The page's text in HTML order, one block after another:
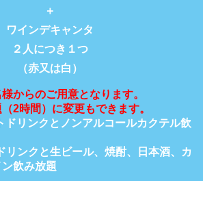
＋
ワインデキャンタ
２人につき１つ
（赤又は白）
からのご用意となります。
2時間）に変更もできます。
ドリンクとノンアルコールカクテル飲
リンクと生ビール、焼酎、日本酒、カ
飲み放題